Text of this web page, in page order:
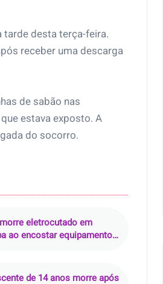
tarde desta terça-feira.
receber uma descarga
de sabão nas
estava exposto. A
do socorro.
eletrocutado em
ao encostar equipamento
de 14 anos morre após